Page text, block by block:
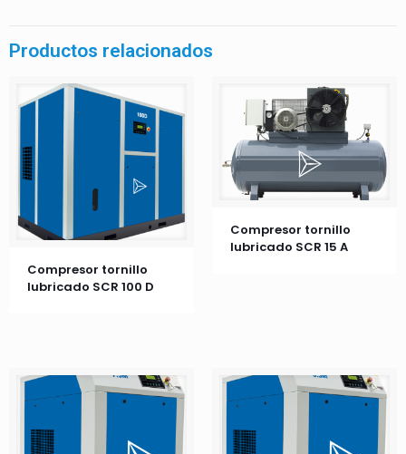
Productos relacionados
Compresor tornillo
lubricado SCR 100 D
Compresor tornillo
lubricado SCR 15 A